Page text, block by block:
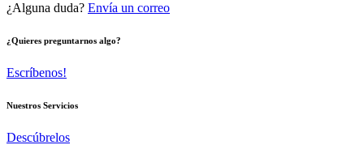
¿Alguna duda? Envía un correo
¿Quieres preguntarnos algo?
Escríbenos!
Nuestros Servicios
Descúbrelos